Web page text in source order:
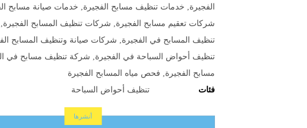
الفجيرة
خدمات تنظيف مسابح الفجيرة
خدمات صيانة مسابح
شركات تعقيم مسابح الفجيرة
شركات تنظيف المسابح الفجيرة
تنظيف المسابح في الفجيرة
شركات صيانة وتنظيف المسابح
تنظيف أحواض السباحة في الفجيرة
شركة تنظيف مسابح في
مسابح الفجيرة
فحص مياه المسابح الفجيرة
فئات
تنظيف أحواض السباحة